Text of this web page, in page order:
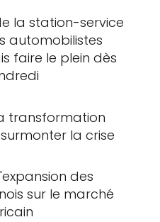
la station-service
automobilistes
faire le plein dès
transformation
la crise
des
sur le marché